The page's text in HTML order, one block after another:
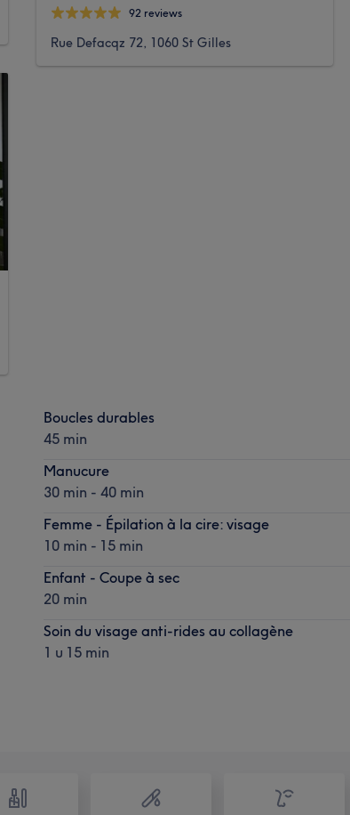
92 reviews
Rue Defacqz 72, 1060 St Gilles
Boucles durables
45 min
Manucure
30 min - 40 min
Femme - Épilation à la cire: visage
10 min - 15 min
Enfant - Coupe à sec
20 min
Soin du visage anti-rides au collagène
1 u 15 min